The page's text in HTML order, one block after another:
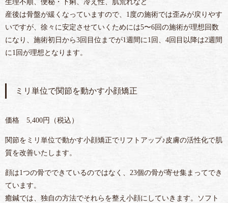
生理不順、便秘・下痢、冷え性、肌荒れなど
産後は骨盤が緩くなっていますので、1度の施術では歪みが戻りやす
いですが、徐々に安定させていくためには5〜6回の施術が理想回数
になり、施術初日から3回目位までが1週間に1回、4回目以降は2週間
に1回が理想となります。
ミリ単位で関節を動かす小顔矯正
価格 5,400円（税込）
関節をミリ単位で動かす小顔矯正でリフトアップ♪皮膚の活性化で肌
質を改善いたします。
顔は1つの骨でできているのではなく、23個の骨が寄せ集まってでき
ています。
癒鍼では、独自の方法でそれらを整え小顔にしていきます。ソフト